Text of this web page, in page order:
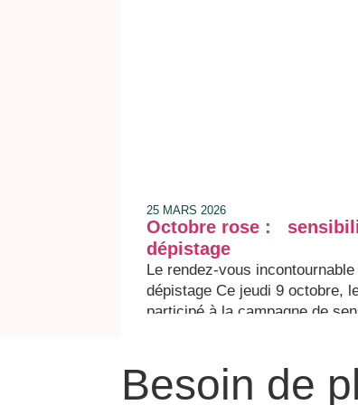
25 MARS 2026
Octobre rose :
dépistage
Le rendez-vous
dépistage Ce jeudi 9 octobre,
participé à la campagne de
du cancer du sein pour
comme ça » porté par
professeur de SVT, plusieurs
Besoin de